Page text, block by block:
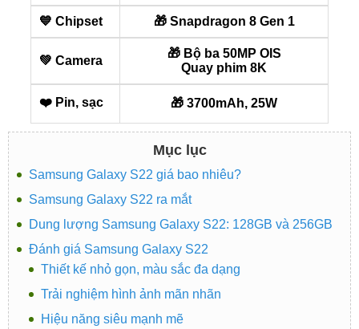
💙 Chipset 🎁 Snapdragon 8 Gen 1
💚 Camera
🎁 Bộ ba 50MP OIS
Quay phim 8K
❤️ Pin, sạc 🎁 3700mAh, 25W
Mục lục
Samsung Galaxy S22 giá bao nhiêu?
Samsung Galaxy S22 ra mắt
Dung lượng Samsung Galaxy S22: 128GB và 256GB
Đánh giá Samsung Galaxy S22
Thiết kế nhỏ gọn, màu sắc đa dạng
Trải nghiệm hình ảnh mãn nhãn
Hiệu năng siêu mạnh mẽ